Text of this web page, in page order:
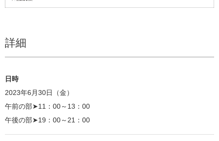
詳細
日時
2023年6月30日（金）
午前の部➤11：00～13：00
午後の部➤19：00～21：00